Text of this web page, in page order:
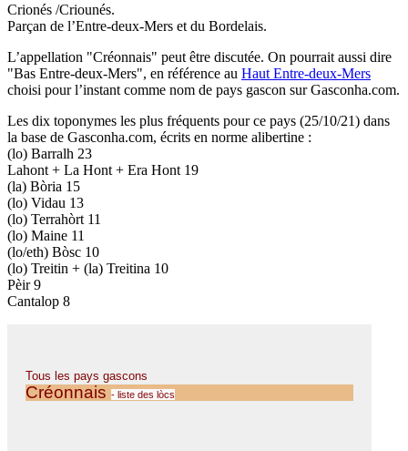
Crionés /Criounés.
Parçan de l’Entre-deux-Mers et du Bordelais.
L’appellation "Créonnais" peut être discutée. On pourrait aussi dire
"Bas Entre-deux-Mers", en référence au Haut Entre-deux-Mers
choisi pour l’instant comme nom de pays gascon sur Gasconha.com.
Les dix toponymes les plus fréquents pour ce pays (25/10/21) dans
la base de Gasconha.com, écrits en norme alibertine :
(lo) Barralh 23
Lahont + La Hont + Era Hont 19
(la) Bòria 15
(lo) Vidau 13
(lo) Terrahòrt 11
(lo) Maine 11
(lo/eth) Bòsc 10
(lo) Treitin + (la) Treitina 10
Pèir 9
Cantalop 8